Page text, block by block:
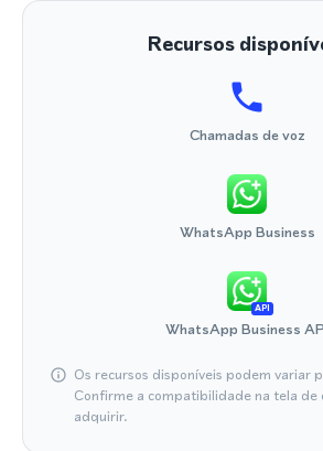
Recursos
Chamadas de voz
WhatsApp Business
API
WhatsApp Business
Os recursos disponíveis podem variar
Confirme a compatibilidade na tela de
adquirir.